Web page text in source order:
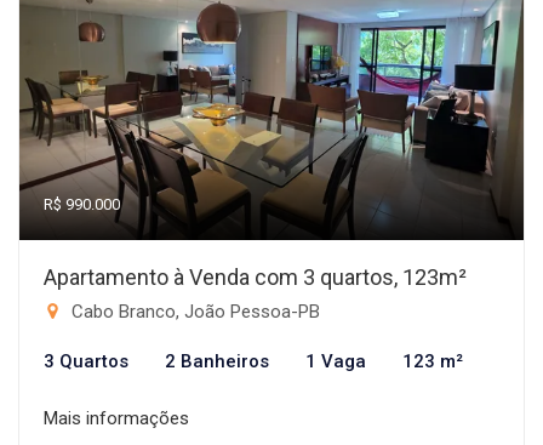
R$ 990.000
Apartamento à Venda com 3 quartos, 123m²
Cabo Branco, João Pessoa-PB
3 Quartos 2 Banheiros 1 Vaga 123 m²
Mais informações